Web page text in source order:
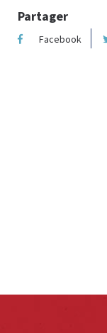
Partager
Facebook